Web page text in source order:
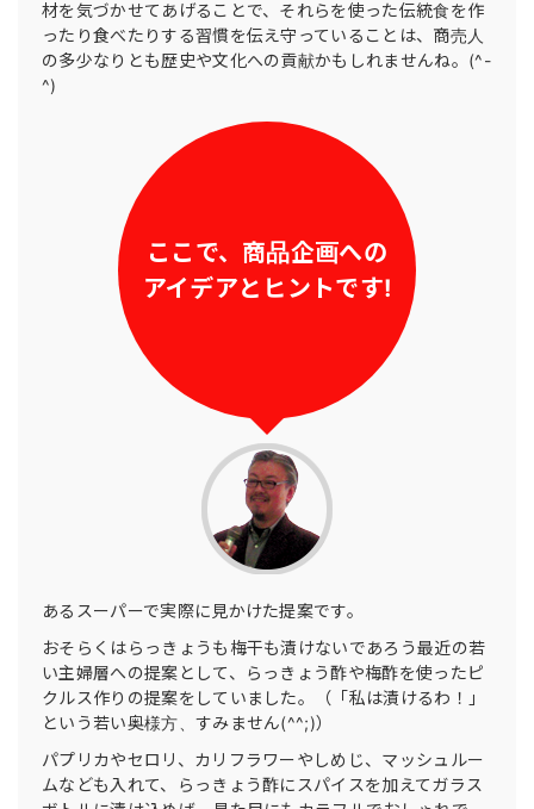
材を気づかせてあげることで、それらを使った伝統食を作
ったり食べたりする習慣を伝え守っていることは、商売人
の多少なりとも歴史や文化への貢献かもしれませんね。(^-
^)
ここで、商品企画への
アイデアとヒントです!
あるスーパーで実際に見かけた提案です。
おそらくはらっきょうも梅干も漬けないであろう最近の若
い主婦層への提案として、らっきょう酢や梅酢を使ったピ
クルス作りの提案をしていました。（「私は漬けるわ！」
という若い奥様方、すみません(^^;)）
パプリカやセロリ、カリフラワーやしめじ、マッシュルー
ムなども入れて、らっきょう酢にスパイスを加えてガラス